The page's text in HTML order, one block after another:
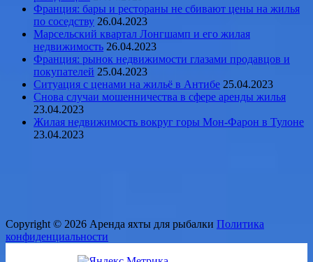
Франция: бары и рестораны не сбивают цены на жилья
по соседству 26.04.2023
Марсельский квартал Лонгшамп и его жилая
недвижимость 26.04.2023
Франция: рынок недвижимости глазами продавцов и
покупателей 25.04.2023
Ситуация с ценами на жильё в Антибе 25.04.2023
Снова случаи мошенничества в сфере аренды жилья
23.04.2023
Жилая недвижимость вокруг горы Мон-Фарон в Тулоне
23.04.2023
Copyright © 2026 Аренда яхты для рыбалки Политика
конфиденциальности